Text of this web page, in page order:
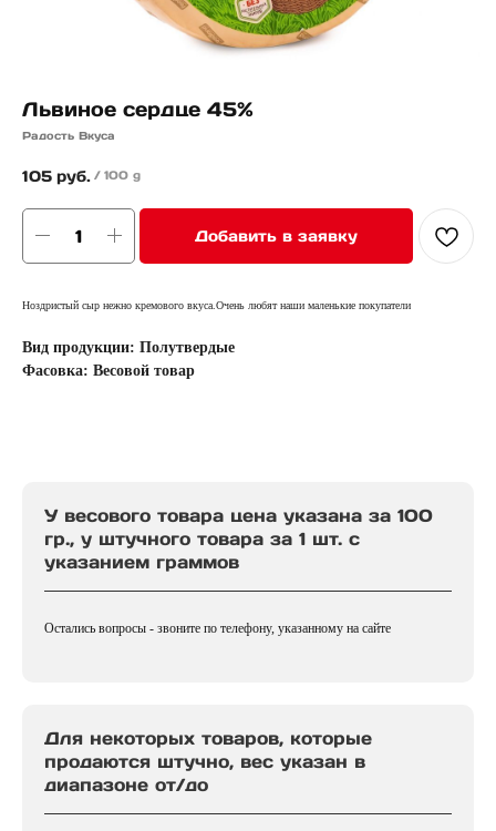
Львиное сердце 45%
Радость Вкуса
105 руб. / 100 g
Добавить в заявку
Ноздристый сыр нежно кремового вкуса.Очень любят наши маленькие покупатели
Вид продукции: Полутвердые
Фасовка: Весовой товар
У весового товара цена указана за 100
гр., у штучного товара за 1 шт. с
указанием граммов
Остались вопросы - звоните по телефону, указанному на сайте
Для некоторых товаров, которые
продаются штучно, вес указан в
диапазоне от/до